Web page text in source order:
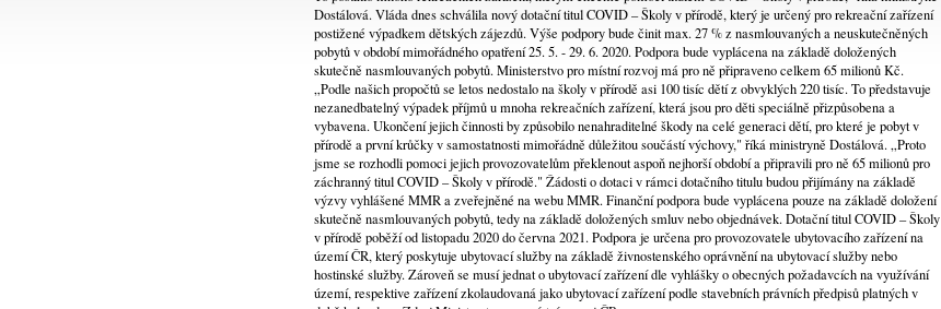
Dostálová. Vláda dnes schválila nový dotační titul COVID – Školy v přírodě, který je určený pro rekreační zařízení
postižené výpadkem dětských zájezdů. Výše podpory bude činit max. 27 % z nasmlouvaných a neuskutečněných
pobytů v období mimořádného opatření 25. 5. - 29. 6. 2020. Podpora bude vyplácena na základě doložených
skutečně nasmlouvaných pobytů. Ministerstvo pro místní rozvoj má pro ně připraveno celkem 65 milionů Kč.
„Podle našich propočtů se letos nedostalo na školy v přírodě asi 100 tisíc dětí z obvyklých 220 tisíc. To představuje
nezanedbatelný výpadek příjmů u mnoha rekreačních zařízení, která jsou pro děti speciálně přizpůsobena a
vybavena. Ukončení jejich činnosti by způsobilo nenahraditelné škody na celé generaci dětí, pro které je pobyt v
přírodě a první krůčky v samostatnosti mimořádně důležitou součástí výchovy," říká ministryně Dostálová. „Proto
jsme se rozhodli pomoci jejich provozovatelům překlenout aspoň nejhorší období a připravili pro ně 65 milionů pro
záchranný titul COVID – Školy v přírodě." Žádosti o dotaci v rámci dotačního titulu budou přijímány na základě
výzvy vyhlášené MMR a zveřejněné na webu MMR. Finanční podpora bude vyplácena pouze na základě doložení
skutečně nasmlouvaných pobytů, tedy na základě doložených smluv nebo objednávek. Dotační titul COVID – Školy
v přírodě poběží od listopadu 2020 do června 2021. Podpora je určena pro provozovatele ubytovacího zařízení na
území ČR, který poskytuje ubytovací služby na základě živnostenského oprávnění na ubytovací služby nebo
hostinské služby. Zároveň se musí jednat o ubytovací zařízení dle vyhlášky o obecných požadavcích na využívání
území, respektive zařízení zkolaudovaná jako ubytovací zařízení podle stavebních právních předpisů platných v